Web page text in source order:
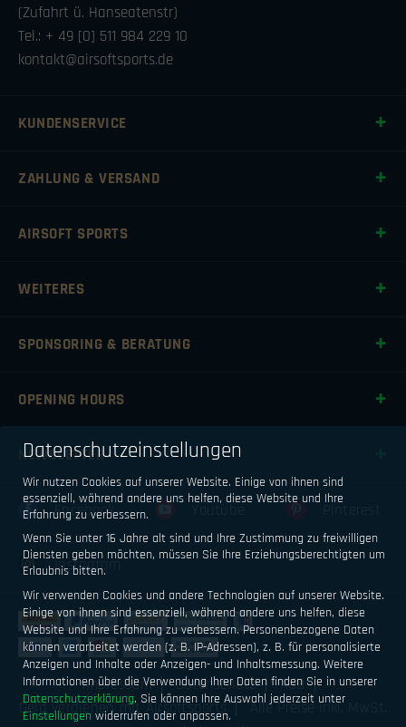
(Zufahrt ü. Hanseatenstr)
Tel.: + 49 [0] 511 984 229 10
kontakt@airsoftsports.de
KUNDENSERVICE
ZAHLUNG & VERSAND
AIRSOFT SPORTS
WEITERES
SPONSORING & BERATUNG
OPENING HOURS
NEWSLETTER
Facebook
Instagram
Impressum Datenschutz
AGB
Geld verdienen mit Airsoftsports
Alle Preise inkl. MwSt.
Datenschutzeinstellungen
Wir nutzen Cookies auf unserer Website. Einige von ihnen sind
essenziell, während andere uns helfen, diese Website und Ihre
Erfahrung zu verbessern.
Wenn Sie unter 16 Jahre alt sind und Ihre Zustimmung zu freiwilligen
Diensten geben möchten, müssen Sie Ihre Erziehungsberechtigten um
Erlaubnis bitten.
Wir verwenden Cookies und andere Technologien auf unserer Website.
Einige von ihnen sind essenziell, während andere uns helfen, diese
Website und Ihre Erfahrung zu verbessern. Personenbezogene Daten
können verarbeitet werden (z. B. IP-Adressen), z. B. für personalisierte
Anzeigen und Inhalte oder Anzeigen- und Inhaltsmessung. Weitere
Informationen über die Verwendung Ihrer Daten finden Sie in unserer
Datenschutzerklärung. Sie können Ihre Auswahl jederzeit unter
Einstellungen widerrufen oder anpassen.